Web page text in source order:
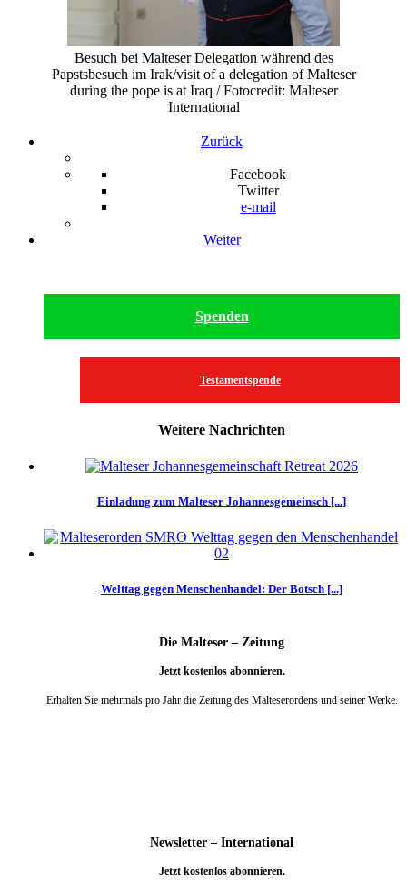
Besuch bei Malteser Delegation während des
Papstsbesuch im Irak/visit of a delegation of Malteser
during the pope is at Iraq / Fotocredit: Malteser
International
Zurück
Facebook
Twitter
e-mail
Weiter
Spenden
Testamentspende
Weitere Nachrichten
Einladung zum Malteser Johannesgemeinsch [...]
Welttag gegen Menschenhandel: Der Botsch [...]
Die Malteser – Zeitung
Jetzt kostenlos abonnieren.
Erhalten Sie mehrmals pro Jahr die Zeitung des Malteserordens und seiner Werke.
Newsletter – International
Jetzt kostenlos abonnieren.